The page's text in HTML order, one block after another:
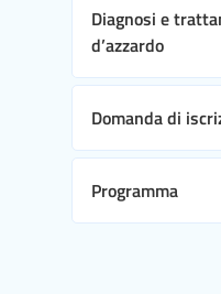
Diagnosi e
d’azzardo
Domanda di
Programma